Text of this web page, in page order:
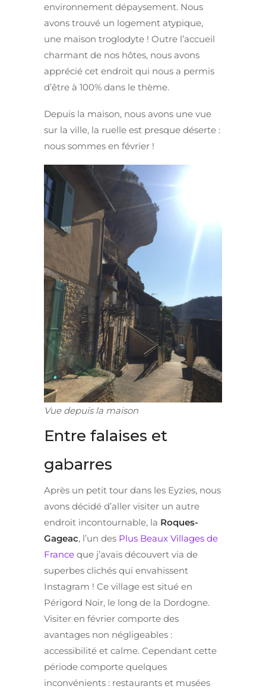
environnement dépaysement. Nous
avons trouvé un logement atypique,
une maison troglodyte ! Outre l’accueil
charmant de nos hôtes, nous avons
apprécié cet endroit qui nous a permis
d’être à 100% dans le thème.
Depuis la maison, nous avons une vue
sur la ville, la ruelle est presque déserte :
nous sommes en février !
Vue depuis la maison
Entre falaises et
gabarres
Après un petit tour dans les Eyzies, nous
avons décidé d’aller visiter un autre
endroit incontournable, la Roques-
Gageac, l’un des Plus Beaux Villages de
France que j’avais découvert via de
superbes clichés qui envahissent
Instagram ! Ce village est situé en
Périgord Noir, le long de la Dordogne.
Visiter en février comporte des
avantages non négligeables :
accessibilité et calme. Cependant cette
période comporte quelques
inconvénients : restaurants et musées